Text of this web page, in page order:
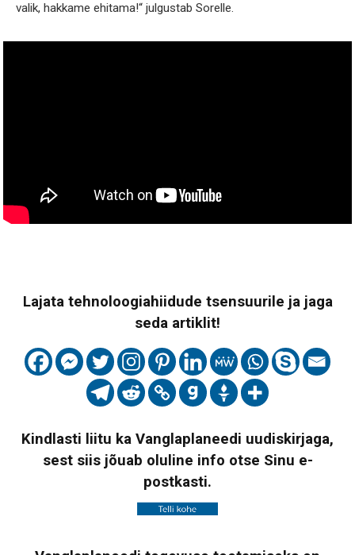
valik, hakkame ehitama!“ julgustab Sorelle.
Lajata tehnoloogiahiidude tsensuurile ja jaga
seda artiklit!
Kindlasti liitu ka Vanglaplaneedi uudiskirjaga,
sest siis jõuab oluline info otse Sinu e-
postkasti.